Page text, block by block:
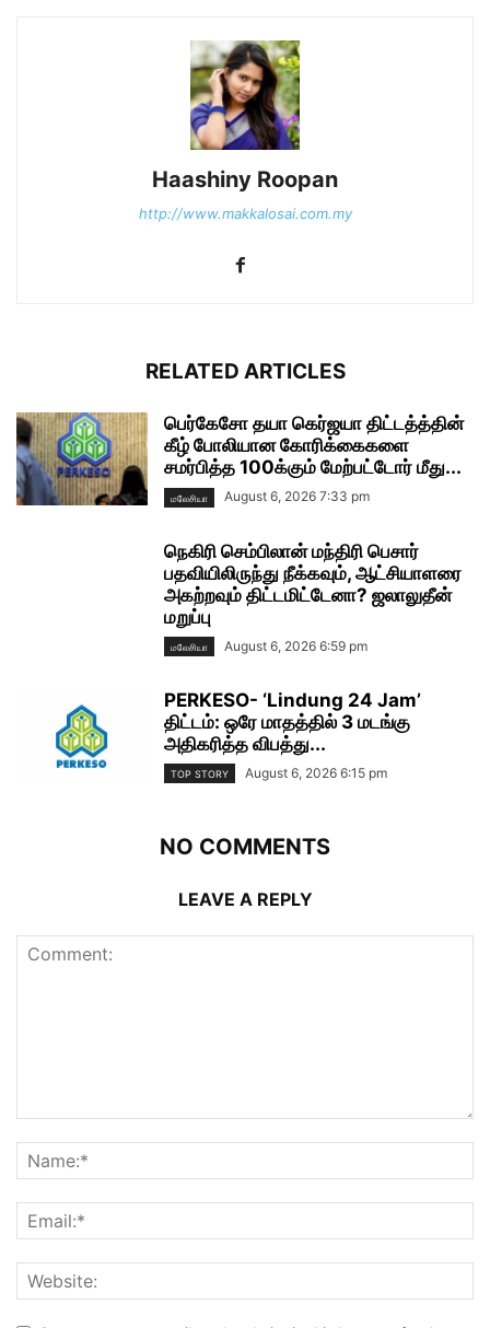
Haashiny Roopan
http://www.makkalosai.com.my
RELATED ARTICLES
பெர்கேசோ தயா கெர்ஜயா திட்டத்த்தின்
கீழ் போலியான கோரிக்கைகளை
சமர்பித்த 100க்கும் மேற்பட்டோர் மீது...
மலேசியா August 6, 2026 7:33 pm
நெகிரி செம்பிலான் மந்திரி பெசார்
பதவியிலிருந்து நீக்கவும், ஆட்சியாளரை
அகற்றவும் திட்டமிட்டேனா? ஜலாலுதீன்
மறுப்பு
மலேசியா August 6, 2026 6:59 pm
PERKESO- ‘Lindung 24 Jam’
திட்டம்: ஒரே மாதத்தில் 3 மடங்கு
அதிகரித்த விபத்து...
TOP STORY August 6, 2026 6:15 pm
NO COMMENTS
LEAVE A REPLY